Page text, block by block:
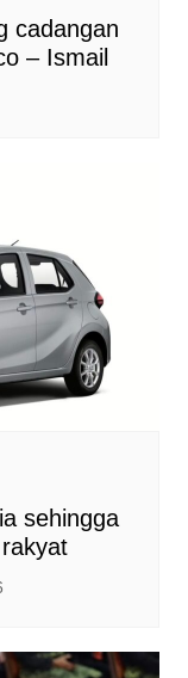
cadangan
– Ismail
sehingga